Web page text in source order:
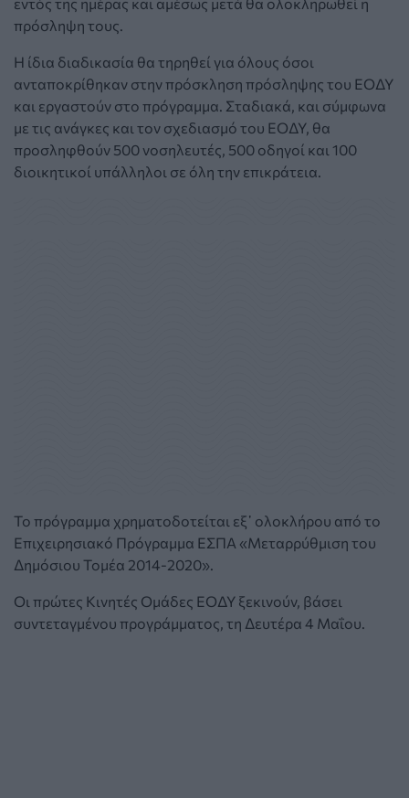
πρόσληψη τους.
Η ίδια διαδικασία θα τηρηθεί για όλους όσοι
ανταποκρίθηκαν στην πρόσκληση πρόσληψης του ΕΟΔΥ
και εργαστούν στο πρόγραμμα. Σταδιακά, και σύμφωνα
με τις ανάγκες και τον σχεδιασμό του ΕΟΔΥ, θα
προσληφθούν 500 νοσηλευτές, 500 οδηγοί και 100
διοικητικοί υπάλληλοι σε όλη την επικράτεια.
Το πρόγραμμα χρηματοδοτείται εξ᾽ ολοκλήρου από το
Επιχειρησιακό Πρόγραμμα ΕΣΠA «Μεταρρύθμιση του
Δημόσιου Τομέα 2014-2020».
Οι πρώτες Κινητές Ομάδες ΕΟΔΥ ξεκινούν, βάσει
συντεταγμένου προγράμματος, τη Δευτέρα 4 Μαΐου.